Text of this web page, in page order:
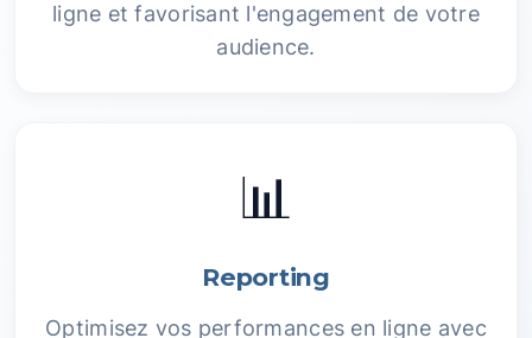
ligne et favorisant l'engagement de votre
audience.
📊
Reporting
Optimisez vos performances en ligne avec